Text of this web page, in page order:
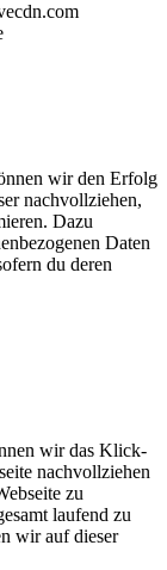
wir den Erfolg
nachvollziehen,
Dazu
Daten
du deren
wir das Klick-
nachvollziehen
zu
laufend zu
wir auf dieser